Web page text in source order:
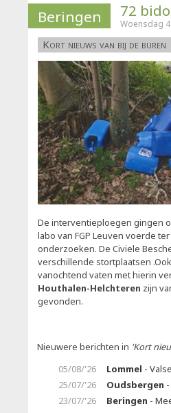
Beringen 72
Woensdag
Kort nieuws van bij de buren
De interventieploegen gingen
labo van FGP Leuven voerde
onderzoeken. De Civiele
verschillende stortplaatsen
vanochtend vaten met hierin
Houthalen-Helchteren zijn
gevonden.
Nieuwere berichten in 'Kort
05/08/'26
Lommel -
25/07/'26
Oudsbergen
23/07/'26
Beringen -